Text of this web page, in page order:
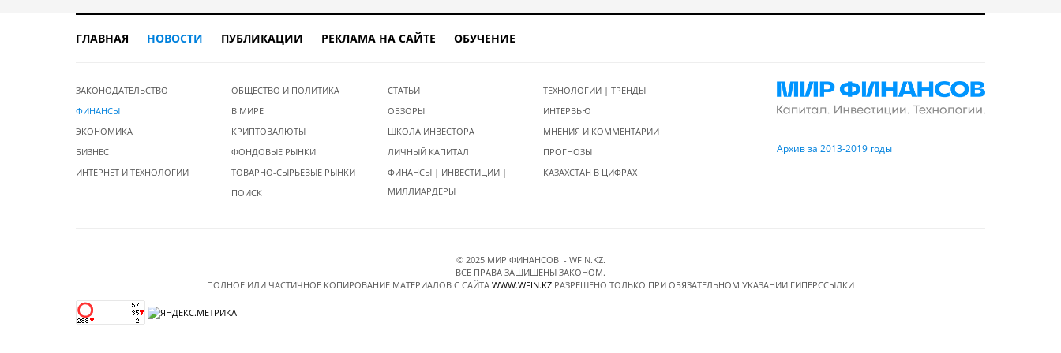
ГЛАВНАЯ НОВОСТИ ПУБЛИКАЦИИ РЕКЛАМА НА САЙТЕ ОБУЧЕНИЕ
ЗАКОНОДАТЕЛЬСТВО
ФИНАНСЫ
ЭКОНОМИКА
БИЗНЕС
ИНТЕРНЕТ И ТЕХНОЛОГИИ
ОБЩЕСТВО И ПОЛИТИКА
В МИРЕ
КРИПТОВАЛЮТЫ
ФОНДОВЫЕ РЫНКИ
ТОВАРНО-СЫРЬЕВЫЕ РЫНКИ
ПОИСК
СТАТЬИ
ОБЗОРЫ
ШКОЛА ИНВЕСТОРА
ЛИЧНЫЙ КАПИТАЛ
ФИНАНСЫ | ИНВЕСТИЦИИ |
МИЛЛИАРДЕРЫ
ТЕХНОЛОГИИ | ТРЕНДЫ
ИНТЕРВЬЮ
МНЕНИЯ И КОММЕНТАРИИ
ПРОГНОЗЫ
КАЗАХСТАН В ЦИФРАХ
Архив за 2013-2019 годы
© 2025 МИР ФИНАНСОВ - WFIN.KZ.
ВСЕ ПРАВА ЗАЩИЩЕНЫ ЗАКОНОМ.
ПОЛНОЕ ИЛИ ЧАСТИЧНОЕ КОПИРОВАНИЕ МАТЕРИАЛОВ C САЙТА WWW.WFIN.KZ РАЗРЕШЕНО ТОЛЬКО ПРИ ОБЯЗАТЕЛЬНОМ УКАЗАНИИ ГИПЕРССЫЛКИ